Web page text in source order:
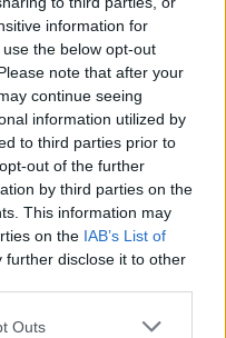
information for
the below opt-out
note that after your
continue seeing
information utilized by
to third parties prior to
out of the further
by third parties on the
This information may
on the IAB’s List of
further disclose it to other
one or more Google
Outs
#AKCIÓ
#CAMERON DIAZ